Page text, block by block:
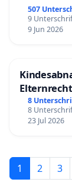
507
9
9 Jun 2026
8
8
23 Jul 2026
1 2 3